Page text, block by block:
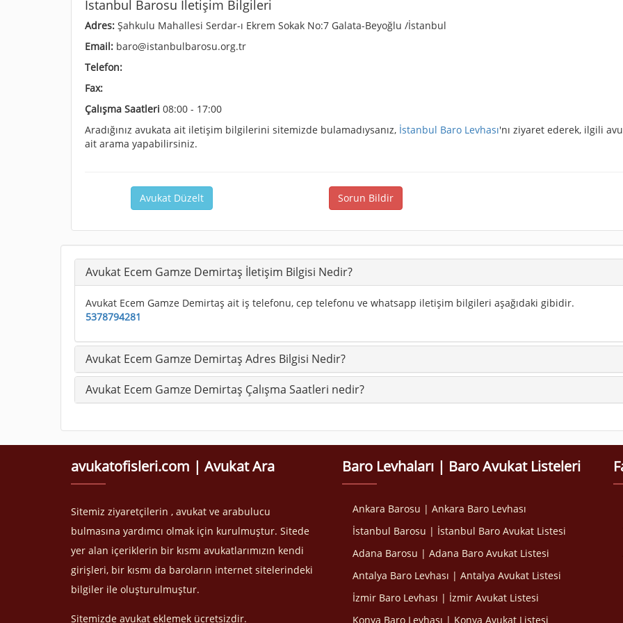
İstanbul Barosu İletişim Bilgileri
Adres: Şahkulu Mahallesi Serdar-ı Ekrem Sokak No:7 Galata-Beyoğlu /İstanbul
Email: baro@istanbulbarosu.org.tr
Telefon:
Fax:
Çalışma Saatleri 08:00 - 17:00
Aradığınız avukata ait iletişim bilgilerini sitemizde bulamadıysanız, İstanbul Baro Levhası'nı ziyaret ederek, ilgili
ait arama yapabilirsiniz.
Avukat Düzelt Sorun Bildir
Avukat Ecem Gamze Demirtaş İletişim Bilgisi Nedir?
Avukat Ecem Gamze Demirtaş ait iş telefonu, cep telefonu ve whatsapp iletişim bilgileri aşağıdaki gibidir.
5378794281
Avukat Ecem Gamze Demirtaş Adres Bilgisi Nedir?
Avukat Ecem Gamze Demirtaş Çalışma Saatleri nedir?
avukatofisleri.com | Avukat Ara
Sitemiz ziyaretçilerin , avukat ve arabulucu
bulmasına yardımcı olmak için kurulmuştur. Sitede
yer alan içeriklerin bir kısmı avukatlarımızın kendi
girişleri, bir kısmı da baroların internet sitelerindeki
bilgiler ile oluşturulmuştur.
Sitemizde avukat eklemek ücretsizdir.
Baro Levhaları | Baro Avukat Listeleri
Ankara Barosu | Ankara Baro Levhası
İstanbul Barosu | İstanbul Baro Avukat Listesi
Adana Barosu | Adana Baro Avukat Listesi
Antalya Baro Levhası | Antalya Avukat Listesi
İzmir Baro Levhası | İzmir Avukat Listesi
Konya Baro Levhası | Konya Avukat Listesi